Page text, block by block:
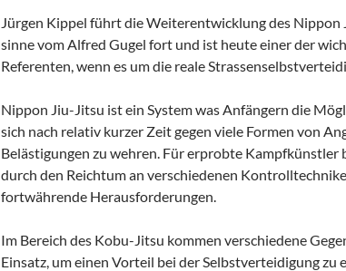
Jürgen Kippel führt die Weiterentwicklung des Nippon
sinne vom Alfred Gugel fort und ist heute einer der
Referenten, wenn es um die reale
Nippon Jiu-Jitsu ist ein System was Anfängern die
sich nach relativ kurzer Zeit gegen viele Formen von
Belästigungen zu wehren. Für erprobte Kampfkünstler
durch den Reichtum an verschiedenen
fortwährende Herausforderungen.
Im Bereich des Kobu-Jitsu kommen verschiedene
Einsatz, um einen Vorteil bei der Selbstverteidigung zu